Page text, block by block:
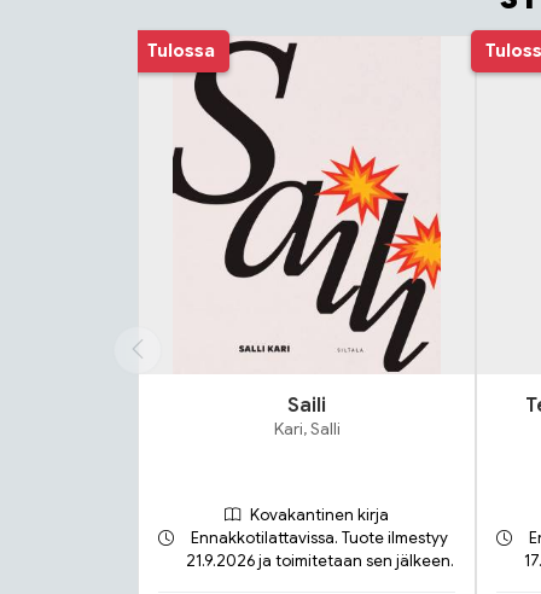
Tuoteluettelon alku
Tulossa
Saili
Kari, Salli
Kovakantinen kirja
Ennakkotilattavissa. Tuote ilmestyy
21.9.2026 ja toimitetaan sen jälkeen.